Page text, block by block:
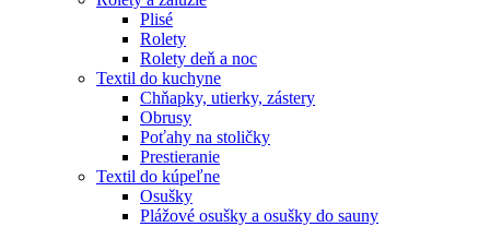
Plisé
Rolety
Rolety deň a noc
Textil do kuchyne
Chňapky, utierky, zástery
Obrusy
Poťahy na stoličky
Prestieranie
Textil do kúpeľne
Osušky
Plážové osušky a osušky do sauny